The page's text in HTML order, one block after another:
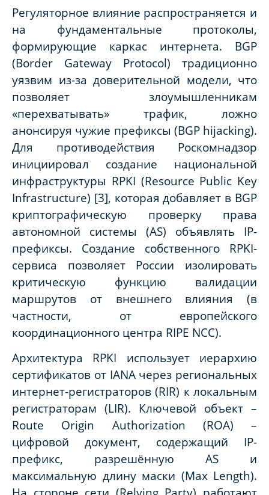
Регуляторное влияние распространяется и
на фундаментальные протоколы,
формирующие каркас интернета. BGP
(Border Gateway Protocol) традиционно
уязвим из-за доверительной модели, что
позволяет злоумышленникам
«перехватывать» трафик, ложно
анонсируя чужие префиксы (BGP hijacking).
Для противодействия Роскомнадзор
инициировал создание национальной
инфраструктуры RPKI (Resource Public Key
Infrastructure) [3], которая добавляет в BGP
криптографическую проверку права
автономной системы (AS) объявлять IP-
префиксы. Создание собственного RPKI-
сервиса позволяет России изолировать
критическую функцию валидации
маршрутов от внешнего влияния (в
частности, от европейского
координационного центра RIPE NCC).
Архитектура RPKI использует иерархию
сертификатов от IANA через региональных
интернет-регистраторов (RIR) к локальным
регистраторам (LIR). Ключевой объект –
Route Origin Authorization (ROA) –
цифровой документ, содержащий IP-
префикс, разрешённую AS и
максимальную длину маски (Max Length).